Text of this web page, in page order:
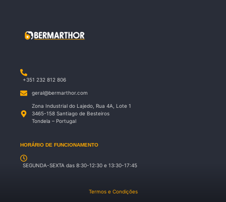
+351 232 812 806
geral@bermarthor.com
Zona Industrial do Lajedo, Rua 4A, Lote 1
3465-158 Santiago de Besteiros
Tondela – Portugal
HORÁRIO DE FUNCIONAMENTO
SEGUNDA-SEXTA das 8:30-12:30 e 13:30-17:45
Termos e Condições